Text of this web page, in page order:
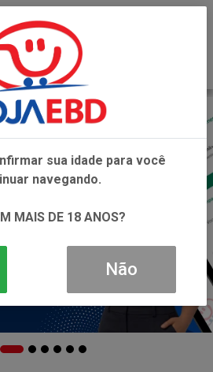
sua idade para você
navegando.
MAIS DE 18 ANOS?
Não